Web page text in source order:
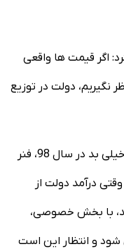
اگر قیمت ها واقعی
نگیریم، دولت در توزیع
وی افزود: در سالیان گذشته بعد از اجرای خیلی بد در سال 98، فنر
درآمد دولت از
با بخش خصوصی،
شود و انتظار این است